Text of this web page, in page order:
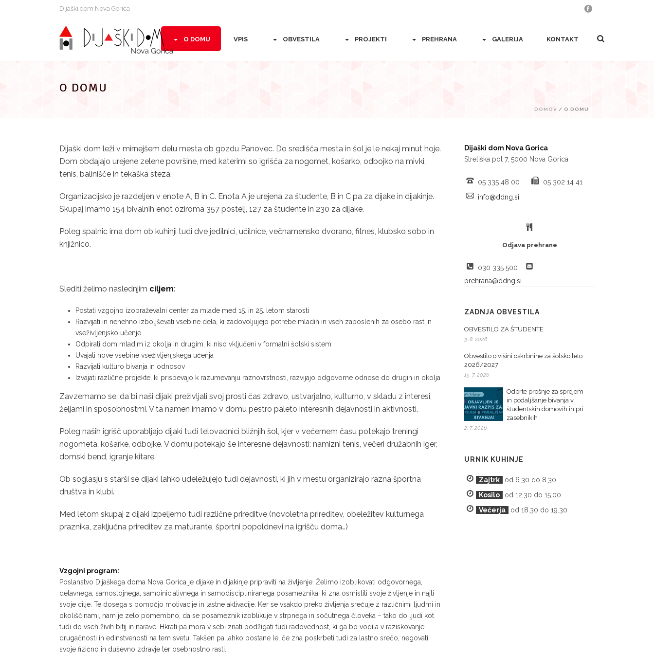
Dijaški dom Nova Gorica
O DOMU VPIS OBVESTILA PROJEKTI PREHRANA GALERIJA KONTAKT
O DOMU
DOMOV / O DOMU
Dijaški dom leži v mirnejšem delu mesta ob gozdu Panovec. Do središča mesta in šol je le nekaj minut hoje.
Dom obdajajo urejene zelene površine, med katerimi so igrišča za nogomet, košarko, odbojko na mivki,
tenis, balinišče in tekaška steza.
Organizacijsko je razdeljen v enote A, B in C. Enota A je urejena za študente, B in C pa za dijake in dijakinje.
Skupaj imamo 154 bivalnih enot oziroma 357 postelj, 127 za študente in 230 za dijake.
Poleg spalnic ima dom ob kuhinji tudi dve jedilnici, učilnice, večnamensko dvorano, fitnes, klubsko sobo in
knjižnico.
Slediti želimo naslednjim ciljem:
Postati vzgojno izobraževalni center za mlade med 15. in 25. letom starosti
Razvijati in nenehno izboljševati vsebine dela, ki zadovoljujejo potrebe mladih in vseh zaposlenih za osebo rast in
vseživljenjsko učenje
Odpirati dom mladim iz okolja in drugim, ki niso vključeni v formalni šolski sistem
Uvajati nove vsebine vseživljenjskega učenja
Razvijati kulturo bivanja in odnosov
Izvajati različne projekte, ki prispevajo k razumevanju raznovrstnosti, razvijajo odgovorne odnose do drugih in okolja
Zavzemamo se, da bi naši dijaki preživljali svoj prosti čas zdravo, ustvarjalno, kulturno, v skladu z interesi,
željami in sposobnostmi. V ta namen imamo v domu pestro paleto interesnih dejavnosti in aktivnosti.
Poleg naših igrišč uporabljajo dijaki tudi telovadnici bližnjih šol, kjer v večernem času potekajo treningi
nogometa, košarke, odbojke. V domu potekajo še interesne dejavnosti: namizni tenis, večeri družabnih iger,
domski bend, igranje kitare.
Ob soglasju s starši se dijaki lahko udeležujejo tudi dejavnosti, ki jih v mestu organizirajo razna športna
društva in klubi.
Med letom skupaj z dijaki izpeljemo tudi različne prireditve (novoletna prireditev, obeležitev kulturnega
praznika, zaključna prireditev za maturante, športni popoldnevi na igrišču doma…)
Vzgojni program:
Poslanstvo Dijaškega doma Nova Gorica je dijake in dijakinje pripraviti na življenje. Želimo izoblikovati odgovornega,
delavnega, samostojnega, samoiniciativnega in samodiscipliniranega posameznika, ki zna osmisliti svoje življenje in najti
svoje cilje. Te dosega s pomočjo motivacije in lastne aktivacije. Ker se vsakdo preko življenja srečuje z različnimi ljudmi in
okoliščinami, nam je zelo pomembno, da se posameznik izoblikuje v strpnega in sočutnega človeka – tako do ljudi kot
tudi do vseh živih bitij in narave. Hkrati pa mora v sebi znati podžigati tudi radovednost, ki ga bo vodila v raziskovanje
drugačnosti in edinstvenosti na tem svetu. Takšen pa lahko postane le, če zna poskrbeti tudi za lastno srečo, negovati
svoje fizično in duševno zdravje ter osebnostno rasti.
Dijaški dom Nova Gorica
Streliška pot 7, 5000 Nova Gorica
05 335 48 00
05 302 14 41
info@ddng.si
Odjava prehrane
030 335 500
prehrana@ddng.si
ZADNJA OBVESTILA
OBVESTILO ZA ŠTUDENTE
3. 8. 2026
Obvestilo o višini oskrbnine za šolsko leto
2026/2027
15. 7. 2026
Odprte prošnje za sprejem
in podaljšanje bivanja v
študentskih domovih in pri
zasebnikih
2. 7. 2026
URNIK KUHINJE
Zajtrk
od 6.30 do 8.30
Kosilo
od 12.30 do 15.00
Večerja
od 18.30 do 19.30